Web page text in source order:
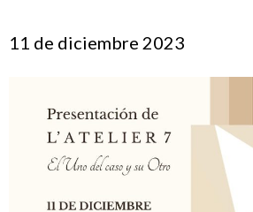
11 de diciembre 2023